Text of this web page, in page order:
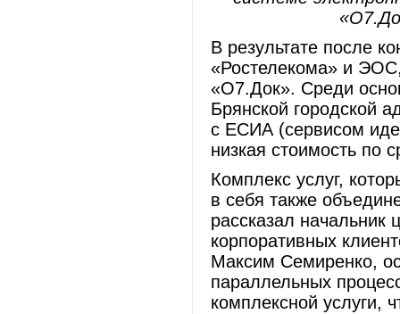
В результате после
«Ростелекома» и
«О7.Док». Среди
Брянской городской
с ЕСИА (сервисом
низкая стоимость по
Комплекс услуг,
в себя также
рассказал начальник
корпоративных
Максим Семиренко,
параллельных
комплексной услуги,